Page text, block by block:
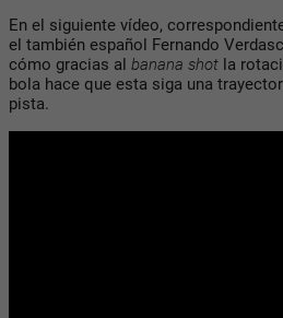
En el siguiente vídeo,
el también español Fernando
cómo gracias al banana shot la
bola hace que esta siga una
pista.